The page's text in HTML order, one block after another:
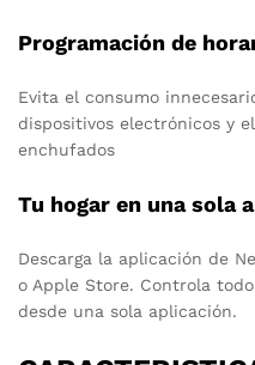
Programación de
Evita el consumo
dispositivos electrónicos y
enchufados
Tu hogar en una sola
Descarga la aplicación de
o Apple Store. Controla
desde una sola aplicación.